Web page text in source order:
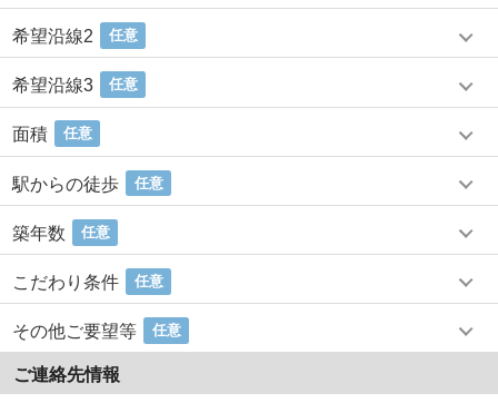
希望沿線2 任意
希望沿線3 任意
面積 任意
駅からの徒歩 任意
築年数 任意
こだわり条件 任意
その他ご要望等 任意
ご連絡先情報